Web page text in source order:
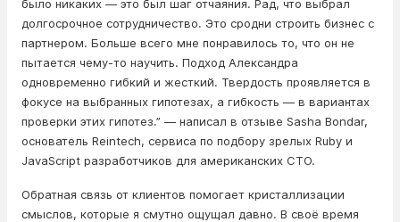
было никаких — это был шаг отчаяния. Рад, что выбрал
долгосрочное сотрудничество. Это сродни строить бизнес с
партнером. Больше всего мне понравилось то, что он не
пытается чему-то научить. Подход Александра
одновременно гибкий и жесткий. Твердость проявляется в
фокусе на выбранных гипотезах, а гибкость — в вариантах
проверки этих гипотез.” — написал в отзыве Sasha Bondar,
основатель Reintech, сервиса по подбору зрелых Ruby и
JavaScript разработчиков для американских CTO.
Обратная связь от клиентов помогает кристаллизации
смыслов, которые я смутно ощущал давно. В своё время